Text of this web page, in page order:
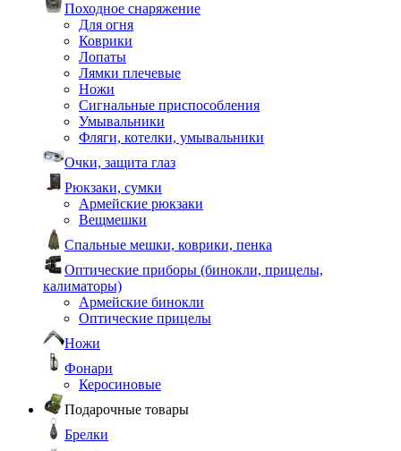
Походное снаряжение
Для огня
Коврики
Лопаты
Лямки плечевые
Ножи
Сигнальные приспособления
Умывальники
Фляги, котелки, умывальники
Очки, защита глаз
Рюкзаки, сумки
Армейские рюкзаки
Вещмешки
Спальные мешки, коврики, пенка
Оптические приборы (бинокли, прицелы,
калиматоры)
Армейские бинокли
Оптические прицелы
Ножи
Фонари
Керосиновые
Подарочные товары
Брелки